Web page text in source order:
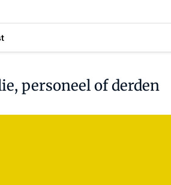
personeel of derden